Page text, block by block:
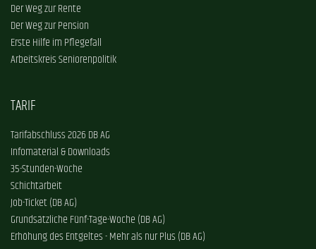
Der Weg zur Rente
Der Weg zur Pension
Erste Hilfe im Pflegefall
Arbeitskreis Seniorenpolitik
TARIF
Tarifabschluss 2026 DB AG
Infomaterial & Downloads
35-Stunden-Woche
Schichtarbeit
Job-Ticket (DB AG)
Grundsätzliche Fünf-Tage-Woche (DB AG)
Erhöhung des Entgeltes - Mehr als nur Plus (DB AG)